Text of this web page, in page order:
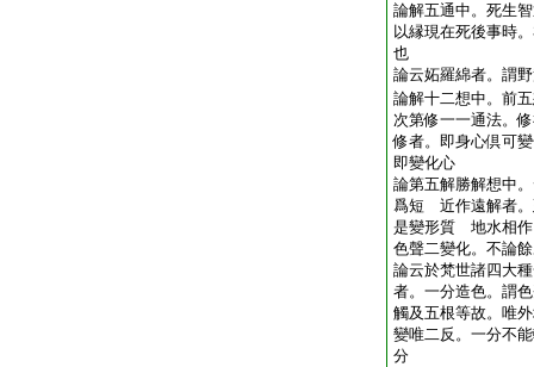
論解五通中。死生
以縁現在死後事時
也
論云妬羅綿者。謂
論解十二想中。前
次第修一一通法。
修者。即身心倶可
即變化心
論第五解勝解想中
爲短 近作遠解者
是變形質 地水相作
色聲二變化。不論
論云於梵世諸四大
者。一分造色。謂
觸及五根等故。唯
變唯二反。一分不
分